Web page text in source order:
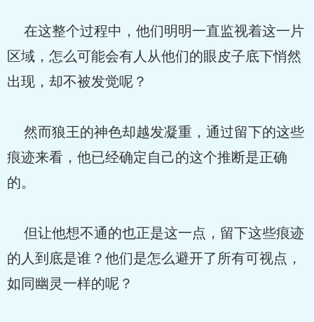
在这整个过程中，他们明明一直监视着这一片
区域，怎么可能会有人从他们的眼皮子底下悄然
出现，却不被发觉呢？
然而狼王的神色却越发凝重，通过留下的这些
痕迹来看，他已经确定自己的这个推断是正确
的。
但让他想不通的也正是这一点，留下这些痕迹
的人到底是谁？他们是怎么避开了所有可视点，
如同幽灵一样的呢？